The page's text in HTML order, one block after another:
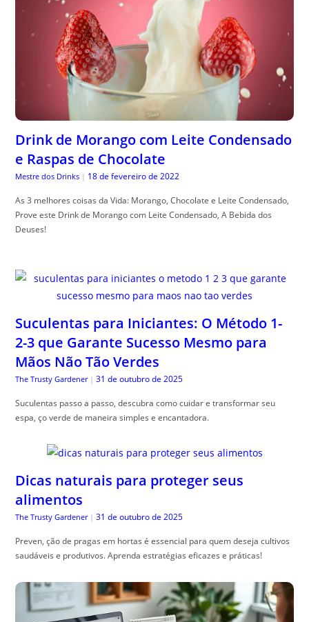
Drink de Morango com Leite Condensado
e Raspas de Chocolate
Mestre dos Drinks | 18 de fevereiro de 2022
As 3 melhores coisas da Vida: Morango, Chocolate e Leite Condensado,
Prove este Drink de Morango com Leite Condensado, A Bebida dos
Deuses!
Suculentas para Iniciantes: O Método 1-
2-3 que Garante Sucesso Mesmo para
Mãos Não Tão Verdes
The Trusty Gardener | 31 de outubro de 2025
Suculentas passo a passo, descubra como cuidar e transformar seu
espa, ço verde de maneira simples e encantadora.
Dicas naturais para proteger seus
alimentos
The Trusty Gardener | 31 de outubro de 2025
Preven, ção de pragas em hortas é essencial para quem deseja cultivos
saudáveis e produtivos. Aprenda estratégias eficazes e práticas!